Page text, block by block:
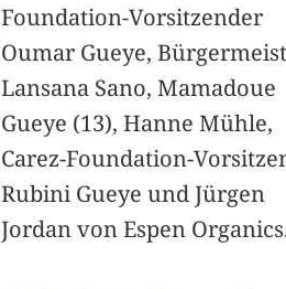
Foundation-Vorsitzender
Oumar Gueye,
Lansana Sano, Mamadoue
Gueye (13), Hanne Mühle,
Carez-Foundation-
Rubini Gueye und Jürgen
Jordan von Espen